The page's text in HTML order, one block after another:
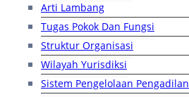
Arti Lambang
Tugas Pokok Dan Fungsi
Struktur Organisasi
Wilayah Yurisdiksi
Sistem Pengelolaan Pengadilan